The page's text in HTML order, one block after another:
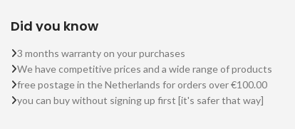
Did you know
3 months warranty on your purchases
We have competitive prices and a wide range of products
free postage in the Netherlands for orders over €100.00
you can buy without signing up first [it's safer that way]